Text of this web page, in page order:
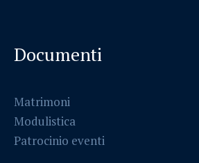
Documenti
Matrimoni
Modulistica
Patrocinio eventi